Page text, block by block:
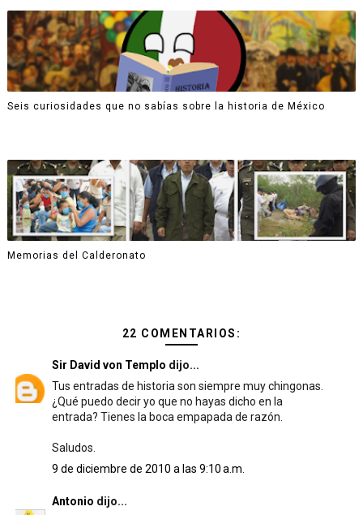
Seis curiosidades que no sabías sobre la historia de México
Memorias del Calderonato
22 COMENTARIOS:
Sir David von Templo dijo...
Tus entradas de historia son siempre muy chingonas.
¿Qué puedo decir yo que no hayas dicho en la
entrada? Tienes la boca empapada de razón.
Saludos.
9 de diciembre de 2010 a las 9:10 a.m.
Antonio dijo...